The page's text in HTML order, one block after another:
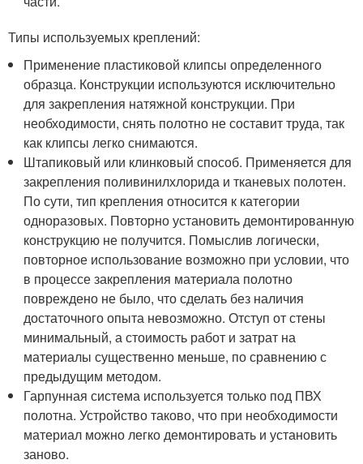
Типы используемых креплений:
Применение пластиковой клипсы определенного
образца. Конструкции используются исключительно
для закрепления натяжной конструкции. При
необходимости, снять полотно не составит труда, так
как клипсы легко снимаются.
Штапиковый или клинковый способ. Применяется для
закрепления поливинилхлорида и тканевых полотен.
По сути, тип крепления относится к категории
одноразовых. Повторно установить демонтированную
конструкцию не получится. Помыслив логически,
повторное использование возможно при условии, что
в процессе закрепления материала полотно
повреждено не было, что сделать без наличия
достаточного опыта невозможно. Отступ от стены
минимальный, а стоимость работ и затрат на
материалы существенно меньше, по сравнению с
предыдущим методом.
Гарпунная система используется только под ПВХ
полотна. Устройство таково, что при необходимости
материал можно легко демонтировать и установить
заново.